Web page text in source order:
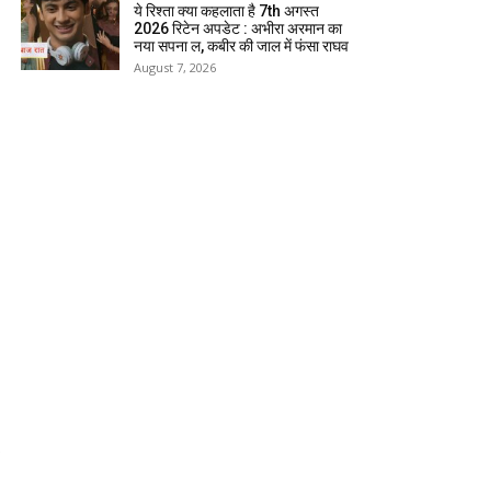
ये रिश्ता क्या कहलाता है 7th अगस्त
2026 रिटेन अपडेट : अभीरा अरमान का
नया सपना ल, कबीर की जाल में फंसा राघव
August 7, 2026